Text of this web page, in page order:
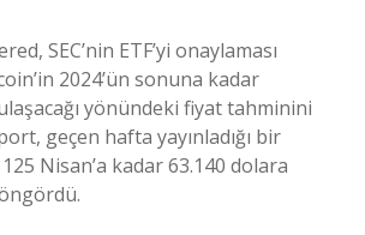
SEC’nin ETF’yi onaylaması
2024’ün sonuna kadar
yönündeki fiyat tahminini
geçen hafta yayınladığı bir
Nisan’a kadar 63.140 dolara